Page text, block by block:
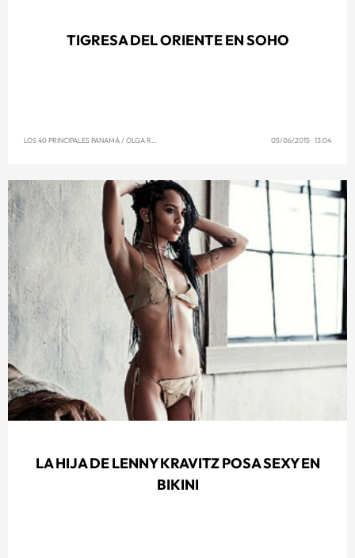
TIGRESA DEL ORIENTE EN SOHO
LOS 40 PRINCIPALES PANAMÁ/ OLGA REYNA 05/06/2015 13:04
LA HIJA DE LENNY KRAVITZ POSA SEXY EN
BIKINI